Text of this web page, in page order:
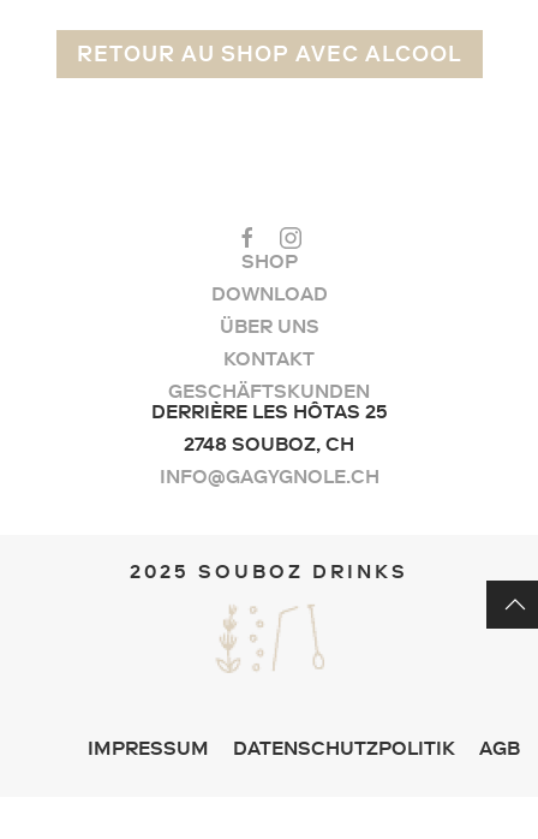
RETOUR AU SHOP AVEC ALCOOL
SHOP
DOWNLOAD
ÜBER UNS
KONTAKT
GESCHÄFTSKUNDEN
DERRIÈRE LES HÔTAS 25
2748 SOUBOZ, CH
INFO@GAGYGNOLE.CH
2025 SOUBOZ DRINKS
IMPRESSUM DATENSCHUTZPOLITIK AGB